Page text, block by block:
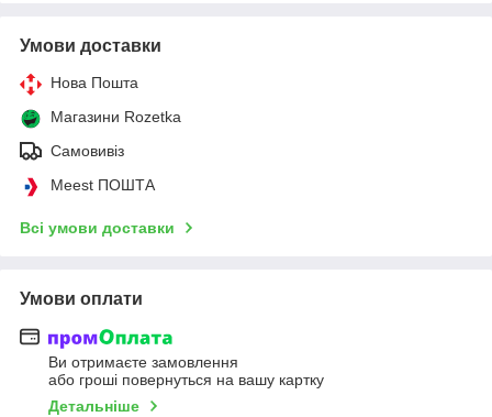
Умови доставки
Нова Пошта
Магазини Rozetka
Самовивіз
Meest ПОШТА
Всі умови доставки
Умови оплати
Ви отримаєте замовлення
або гроші повернуться на вашу картку
Детальніше